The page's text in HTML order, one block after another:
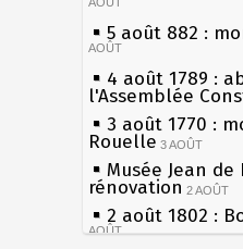
AOÛT
5 août 882 :
AOÛT
4 août 1789 :
l'Assemblée
3 août 1770 :
Rouelle 3 AOÛT
Musée Jean
rénovation 2 AOÛT
2 août 1802 :
AOÛT